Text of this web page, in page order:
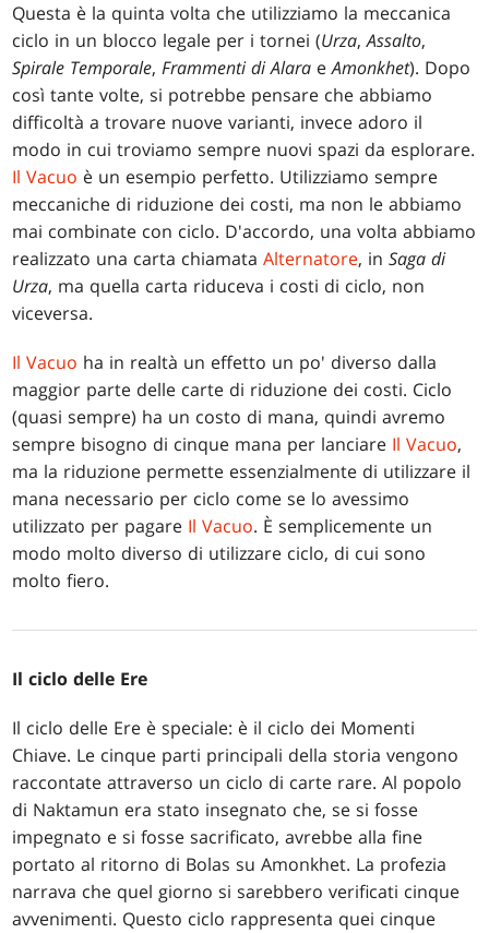
Questa è la quinta volta che utilizziamo la meccanica
ciclo in un blocco legale per i tornei (Urza,Assalto,
Spirale Temporale,Frammenti di Alara eAmonkhet). Dopo
così tante volte, si potrebbe pensare che abbiamo
difficoltà a trovare nuove varianti, invece adoro il
modo in cui troviamo sempre nuovi spazi da esplorare.
Il Vacuo è un esempio perfetto. Utilizziamo sempre
meccaniche di riduzione dei costi, ma non le abbiamo
mai combinate con ciclo. D'accordo, una volta abbiamo
realizzato una carta chiamataAlternatore, inSaga di
Urza, ma quella carta riduceva i costi di ciclo, non
viceversa.
Il Vacuo ha in realtà un effetto un po' diverso dalla
maggior parte delle carte di riduzione dei costi. Ciclo
(quasi sempre) ha un costo di mana, quindi avremo
sempre bisogno di cinque mana per lanciare Il Vacuo,
ma la riduzione permette essenzialmente di utilizzare il
mana necessario per ciclo come se lo avessimo
utilizzato per pagare Il Vacuo. È semplicemente un
modo molto diverso di utilizzare ciclo, di cui sono
molto fiero.
Il ciclo delle Ere
Il ciclo delle Ere è speciale: è il ciclo dei Momenti
Chiave. Le cinque parti principali della storia vengono
raccontate attraverso un ciclo di carte rare. Al popolo
di Naktamun era stato insegnato che, se si fosse
impegnato e si fosse sacrificato, avrebbe alla fine
portato al ritorno di Bolas su Amonkhet. La profezia
narrava che quel giorno si sarebbero verificati cinque
avvenimenti. Questo ciclo rappresenta quei cinque